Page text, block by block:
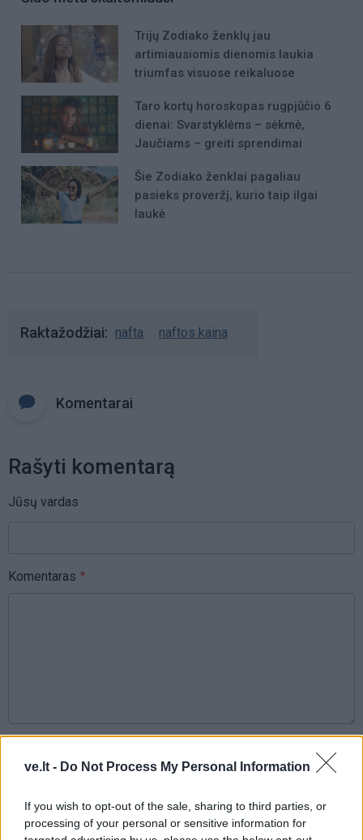
ve.lt - Do Not Process My Personal Information
If you wish to opt-out of the sale, sharing to third parties, or
processing of your personal or sensitive information for
Trijų Zodiako ženklų jau
artimiausiomis dienomis laukia
triumfas visuose reikaluose
Taro kortų horoskopas rugpjūčio 6
dienai: Svarstyklėms – sėkmė,
Jaučiams – greiti sprendimai
Šie Zodiako ženklai pagaliau
pasieks proveržį, kurio taip ilgai
laukė
Raktažodžiai nafta naftos kaina
Komentarai
Rašyti komentarą
Jūsų vardas
Komentaras
Sutinku sutaisyklėmis
reCAPTCHA and the Google
Serviceapply.